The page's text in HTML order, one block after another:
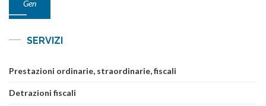
Gen
SERVIZI
Prestazioni ordinarie, straordinarie, fiscali
Detrazioni fiscali